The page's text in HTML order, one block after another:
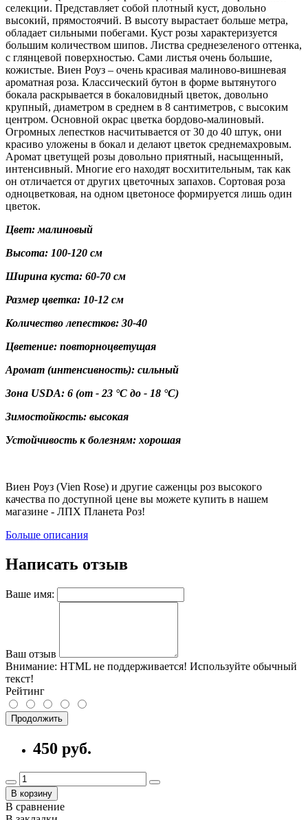
селекции. Представляет собой плотный куст, довольно
высокий, прямостоячий. В высоту вырастает больше метра,
обладает сильными побегами. Куст розы характеризуется
большим количеством шипов. Листва среднезеленого оттенка,
с глянцевой поверхностью. Сами листья очень большие,
кожистые. Виен Роуз – очень красивая малиново-вишневая
ароматная роза. Классический бутон в форме вытянутого
бокала раскрывается в бокаловидный цветок, довольно
крупный, диаметром в среднем в 8 сантиметров, с высоким
центром. Основной окрас цветка бордово-малиновый.
Огромных лепестков насчитывается от 30 до 40 штук, они
красиво уложены в бокал и делают цветок среднемахровым.
Аромат цветущей розы довольно приятный, насыщенный,
интенсивный. Многие его находят восхитительным, так как
он отличается от других цветочных запахов. Сортовая роза
одноцветковая, на одном цветоносе формируется лишь один
цветок.
Цвет: малиновый
Высота: 100-120 см
Ширина куста: 60-70 см
Размер цветка: 10-12 см
Количество лепестков: 30-40
Цветение: повторноцветущая
Аромат (интенсивность): сильный
Зона USDA: 6 (от - 23 °C до - 18 °C)
Зимостойкость: высокая
Устойчивость к болезням: хорошая
Виен Роуз (Vien Rose) и другие саженцы роз высокого
качества по доступной цене вы можете купить в нашем
магазине - ЛПХ Планета Роз!
Больше описания
Написать отзыв
Ваше имя:
Ваш отзыв
Внимание: HTML не поддерживается! Используйте обычный
текст!
Рейтинг
Продолжить
450 руб.
В корзину
В сравнение